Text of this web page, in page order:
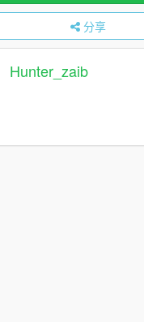
分享
Hunter_zaib